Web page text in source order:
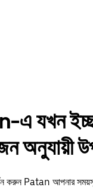
যখন
অনুযায়ী
করুন Patan আপনার